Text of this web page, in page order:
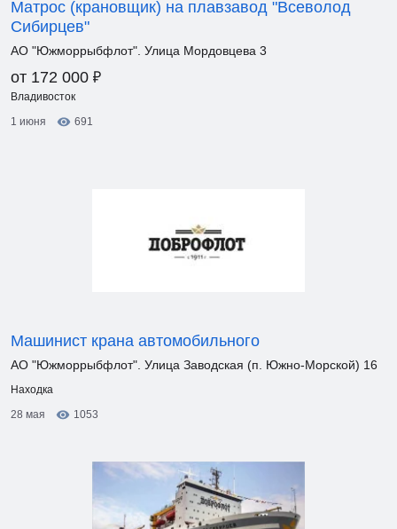
Матрос (крановщик) на плавзавод "Всеволод
Сибирцев"
АО "Южморрыбфлот". Улица Мордовцева 3
от 172 000 ₽
Владивосток
1 июня
691
Машинист крана автомобильного
АО "Южморрыбфлот". Улица Заводская (п. Южно-Морской) 16
Находка
28 мая
1053